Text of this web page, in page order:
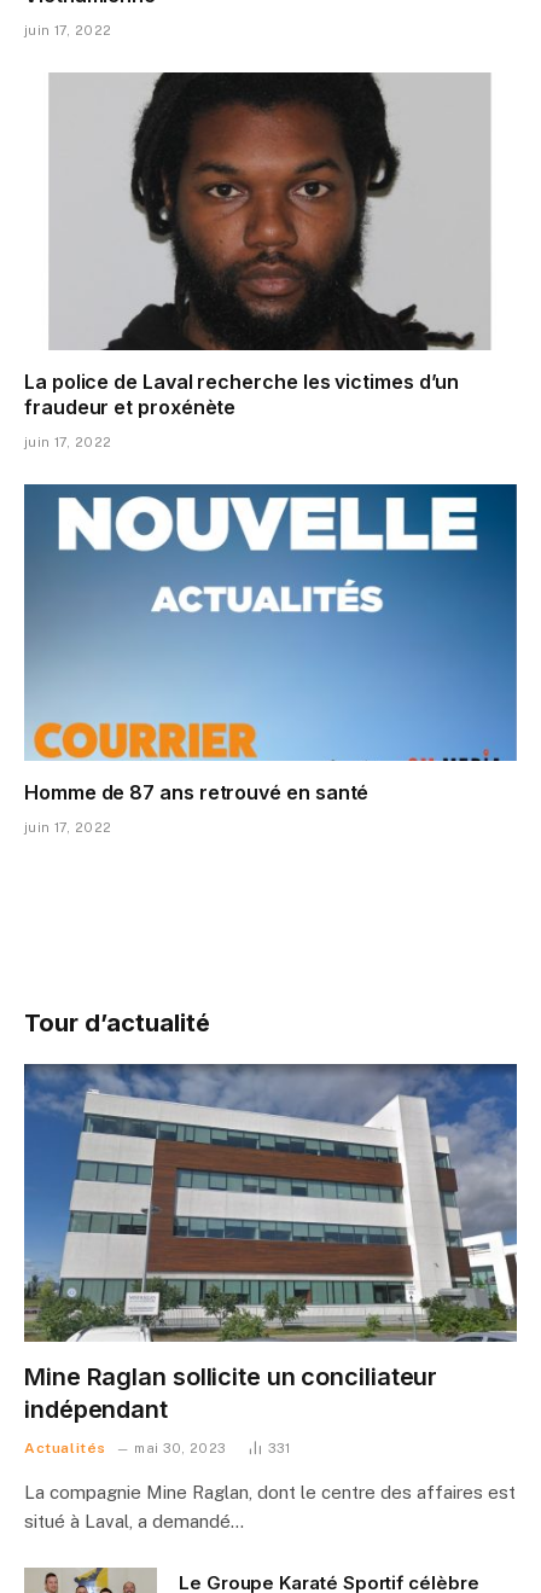
juin 17, 2022
La police de Laval recherche les victimes d’un
fraudeur et proxénète
juin 17, 2022
Homme de 87 ans retrouvé en santé
juin 17, 2022
Tour d’actualité
Mine Raglan sollicite un conciliateur
indépendant
Actualités mai 30, 2023 331
La compagnie Mine Raglan, dont le centre des affaires est
situé à Laval, a demandé…
Le Groupe Karaté Sportif célèbre